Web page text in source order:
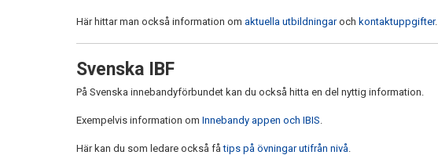
Här hittar man också information om aktuella utbildningaroch kontaktuppgifter.
Svenska IBF
På Svenska innebandyförbundet kan du också hitta en del nyttig information.
Exempelvis information om Innebandy appen och IBIS.
Här kan du som ledare också fåtips på övningar utifrån nivå.